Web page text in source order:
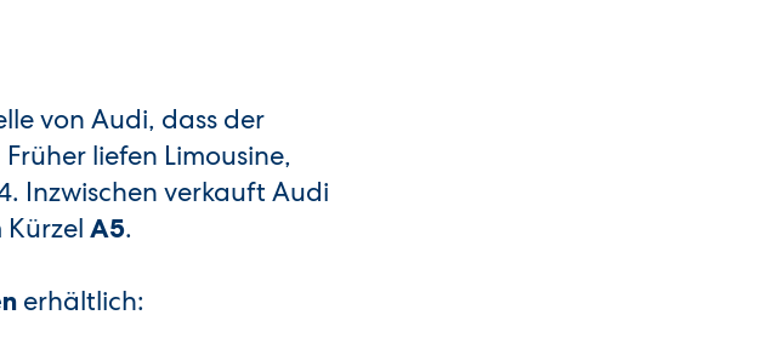
von Audi, dass der
liefen Limousine,
Inzwischen verkauft Audi
A5.
erhältlich: